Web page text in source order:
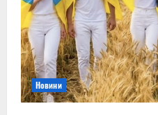
a
t
i
o Новини